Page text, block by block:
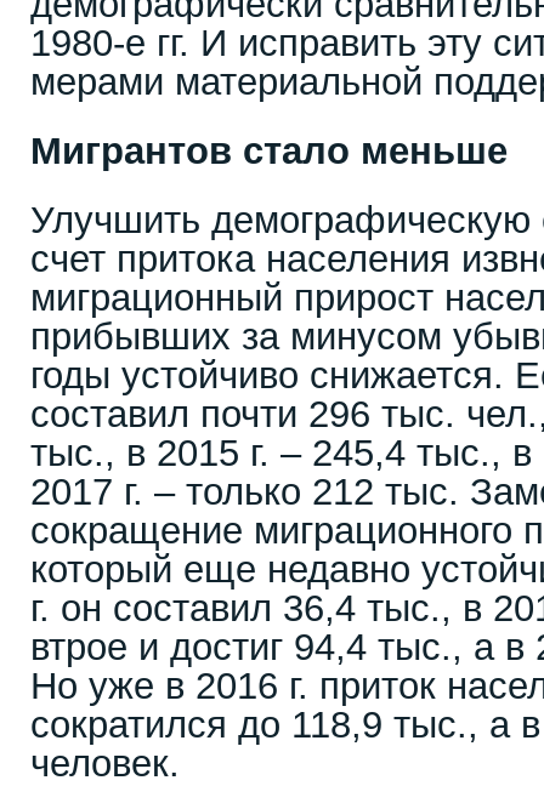
1980-е гг. И исправить эту
мерами материальной
Мигрантов стало меньше
Улучшить
счет притока населения
миграционный прирост
прибывших за минусом
годы устойчиво снижается.
составил почти 296 тыс.
тыс., в 2015 г. – 245,4 тыс.,
2017 г. – только 212 тыс.
сокращение миграционного
который еще недавно
г. он составил 36,4 тыс., в
втрое и достиг 94,4 тыс., а в
Но уже в 2016 г. приток
сократился до 118,9 тыс., а
человек.